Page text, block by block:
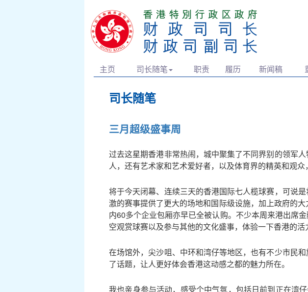
主页
司长随笔 职责 履历 新闻稿
司长随笔
三月超级盛事周
过去这星期香港非常热闹，城中聚集了不同界别的领军
人，还有艺术家和艺术爱好者，以及体育界的精英和观众
将于今天闭幕、连续三天的香港国际七人榄球赛，可说
激的赛事提供了更大的场地和国际级设施，加上政府的
内60多个企业包厢亦早已全被认购。不少本周来港出席
空观赏球赛以及参与其他的文化盛事，体验一下香港的活
在场馆外，尖沙咀、中环和湾仔等地区，也有不少市民
了话题，让人更好体会香港这动感之都的魅力所在。
我也亲身参与活动，感受个中气氛，包括日前到正在湾